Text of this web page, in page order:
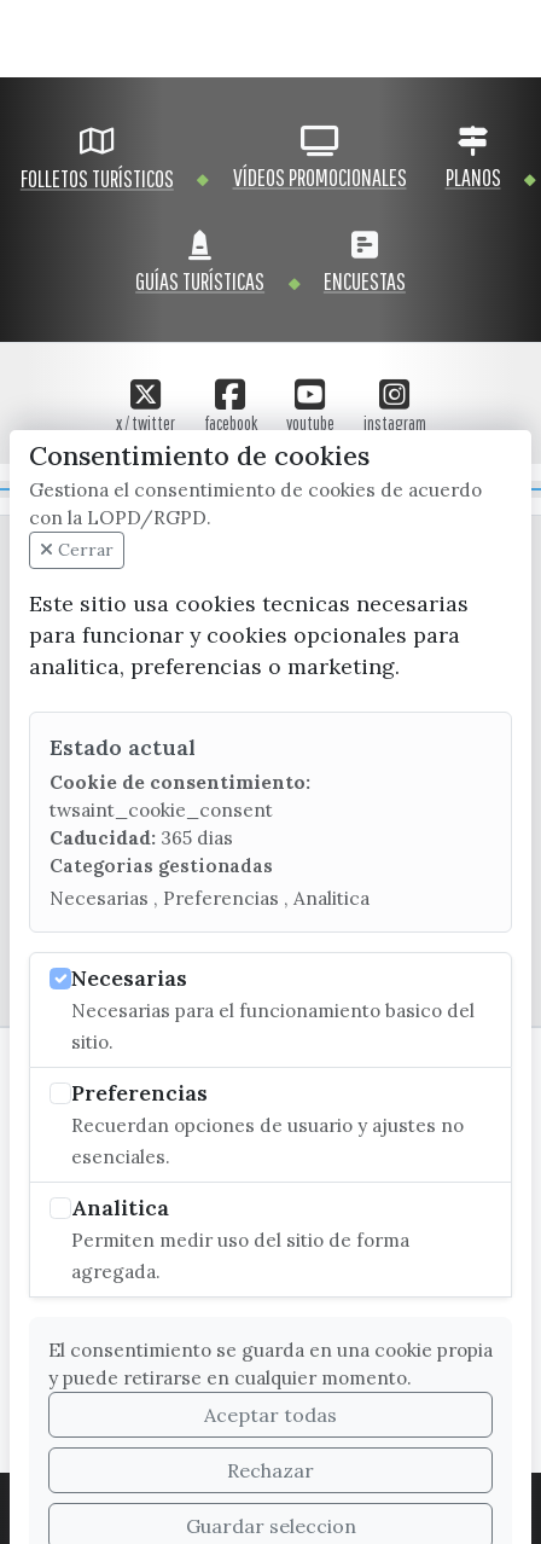
FOLLETOS TURÍSTICOS VÍDEOS PROMOCIONALES PLANOS
GUÍAS TURÍSTICAS ENCUESTAS
x / twitter facebook youtube instagram
Mapa Web
(+34) 952 541 104
turismo@velezmalaga.es
C/ Poniente, 2. CP 29740 - Torre del Mar
© EXCMO. AYUNTAMIENTO DE VÉLEZ-MÁLAGA
ACCESIBILIDAD COOKIES
LEGAL
PROTECCIÓN DE DATOS
MAPA WEB
Consentimiento de cookies
Gestiona el consentimiento de cookies de acuerdo
con la LOPD/RGPD.
Cerrar
Este sitio usa cookies tecnicas necesarias
para funcionar y cookies opcionales para
analitica, preferencias o marketing.
Estado actual
Cookie de consentimiento:
twsaint_cookie_consent
Caducidad: 365 dias
Categorias gestionadas
Necesarias , Preferencias , Analitica
Necesarias
Necesarias para el funcionamiento basico del
sitio.
Preferencias
Recuerdan opciones de usuario y ajustes no
esenciales.
Analitica
Permiten medir uso del sitio de forma
agregada.
El consentimiento se guarda en una cookie propia
y puede retirarse en cualquier momento.
Aceptar todas
Rechazar
Guardar seleccion